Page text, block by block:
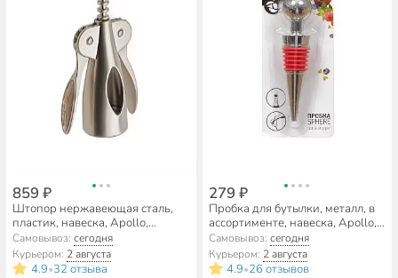
859 ₽
Штопор нержавеющая сталь,
пластик, навеска, Apollo,
DaVinci, DVC-05
Самовывоз:сегодня
Курьером: 2 августа
4.9•32 отзыва
279 ₽
Пробка для бутылки, металл, в
ассортименте, навеска, Apollo,
Sphere, SPR-01
Самовывоз: сегодня
Курьером: 2 августа
4.9•26 отзывов